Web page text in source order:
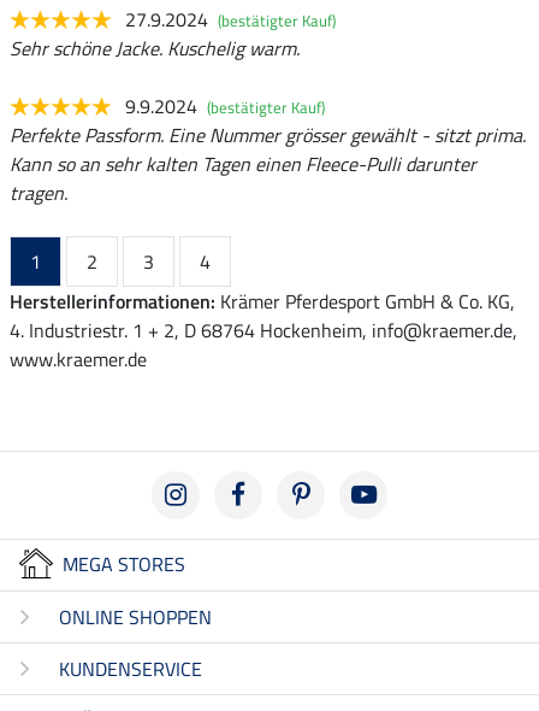
27.9.2024 (bestätigter Kauf)
Sehr schöne Jacke. Kuschelig warm.
9.9.2024 (bestätigter Kauf)
Perfekte Passform. Eine Nummer grösser gewählt - sitzt prima.
Kann so an sehr kalten Tagen einen Fleece-Pulli darunter
tragen.
1 2 3
4
Herstellerinformationen: Krämer Pferdesport GmbH & Co. KG,
4. Industriestr. 1 + 2, D 68764 Hockenheim, info@kraemer.de,
www.kraemer.de
MEGA STORES
ONLINE SHOPPEN
KUNDENSERVICE